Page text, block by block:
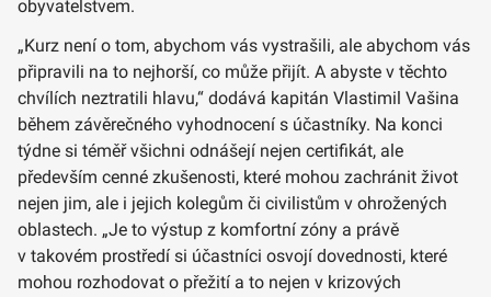
obyvatelstvem.
„Kurz není o tom, abychom vás vystrašili, ale abychom vás
připravili na to nejhorší, co může přijít. A abyste v těchto
chvílích neztratili hlavu,“ dodává kapitán Vlastimil Vašina
během závěrečného vyhodnocení s účastníky. Na konci
týdne si téměř všichni odnášejí nejen certifikát, ale
především cenné zkušenosti, které mohou zachránit život
nejen jim, ale i jejich kolegům či civilistům v ohrožených
oblastech. „Je to výstup z komfortní zóny a právě
v takovém prostředí si účastníci osvojí dovednosti, které
mohou rozhodovat o přežití a to nejen v krizových